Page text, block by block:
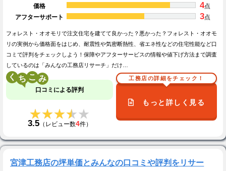
価格
4点
アフターサポート
3点
フォレスト・オオモリで注文住宅を建てて良かった？悪かった？フォレスト・オオモ
リの実例から価格面をはじめ、耐震性や気密断熱性、省エネ性などの住宅性能など口
コミで評判をチェックしよう！保障やアフターサービスの情報や値下げ方法まで調査
しているのは「みんなの工務店リサーチ」だけ…
く こ
口コミによる評判
★★★★★
★★★★★
3.5（レビュー数4件）
工務店の詳細をチェック！
もっと詳しく見る
宮津工務店の坪単価とみんなの口コミや評判をリサー